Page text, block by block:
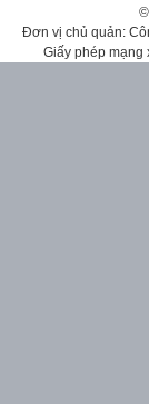
Đơn vị chủ quản:
Giấy phép mạng